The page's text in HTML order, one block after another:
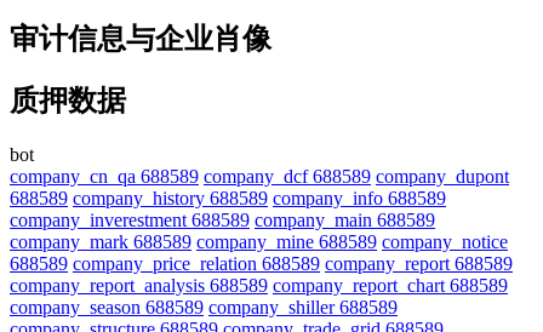
审计信息与企业肖像
质押数据
bot
company_cn_qa 688589 company_dcf 688589 company_dupont
688589 company_history 688589 company_info 688589
company_inverestment 688589 company_main 688589
company_mark 688589 company_mine 688589 company_notice
688589 company_price_relation 688589 company_report 688589
company_report_analysis 688589 company_report_chart 688589
company_season 688589 company_shiller 688589